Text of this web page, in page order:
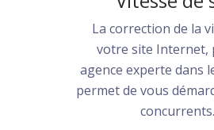
La correction de la
votre site Internet,
agence experte dans
permet de vous
concurrents.